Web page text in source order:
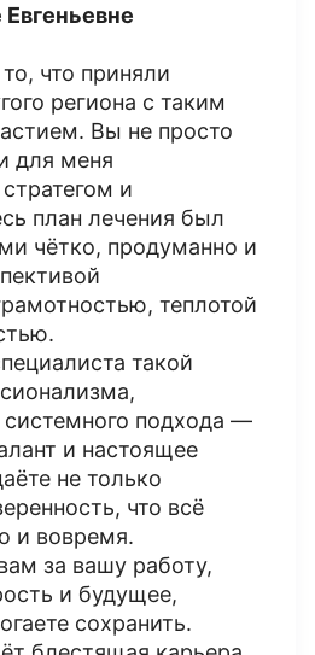
что приняли
региона с таким
Вы не просто
для меня
и
план лечения был
чётко, продуманно и
теплотой
такой
системного подхода —
и настоящее
не только
что всё
и вовремя.
за вашу работу,
и будущее,
сохранить.